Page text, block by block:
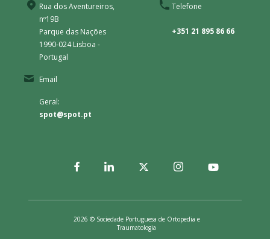
Rua dos Aventureiros,
nº19B
Parque das Nações
1990-024 Lisboa -
Portugal
Telefone
+351 21 895 86 66
Email
Geral:
spot@spot.pt
2026 © Sociedade Portuguesa de Ortopedia e
Traumatologia